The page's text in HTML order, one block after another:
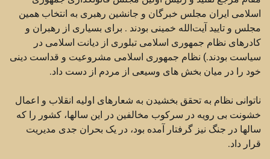
اسلامی ایران مجلس خبرگان و جانشین رهبری به انتخاب همین
مجلس و تایید آیت‌الله خمینی بودند . برای بسیاری از رهبران و
کادرهای نظام جمهوری اسلامی تبلوری از دیانت اسلامی در
سیاست بودند.) نظام جمهوری اسلامی مشروعیت و قداست دینی
خود را در میان بخش های وسیعی از مردم از دست داد.
ناتوانی نظام به تحقق بخشیدن به شعارهای اولیه انقلاب و اعمال
خشونت بی رویه در سرکوب مخالفین در این سالها، کشور را که
سالها در جنگ نیز گرفتار آمده بود، در یک بحران جدی مدیریت
قرار داد.